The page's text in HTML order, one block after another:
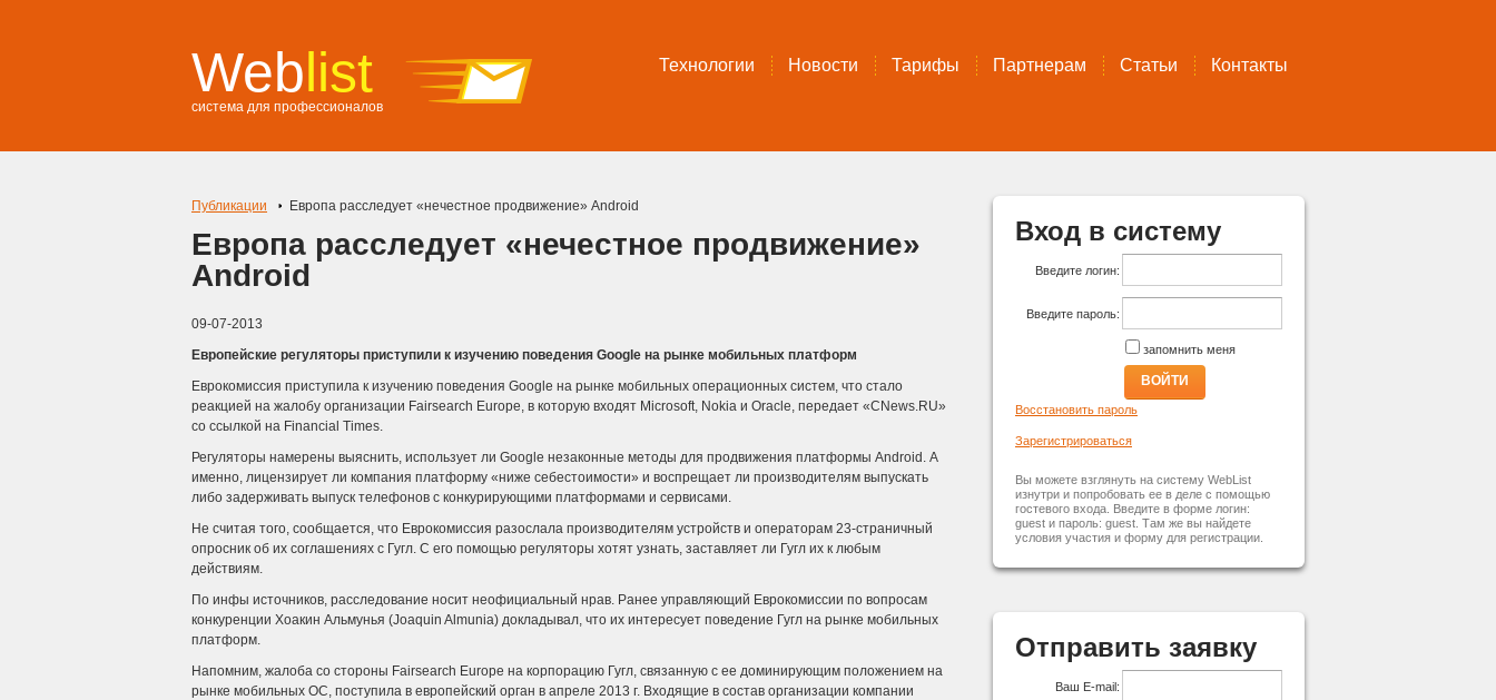
Weblist
система для профессионалов
Технологии Новости Тарифы Партнерам Статьи Контакты
Публикации Европа расследует «нечестное продвижение» Android
Европа расследует «нечестное продвижение»
Android
09-07-2013
Европейские регуляторы приступили к изучению поведения Google на рынке мобильных платформ
Еврокомиссия приступила к изучению поведения Google на рынке мобильных операционных систем, что стало
реакцией на жалобу организации Fairsearch Europe, в которую входят Microsoft, Nokia и Oracle, передает «CNews.RU»
со ссылкой на Financial Times.
Регуляторы намерены выяснить, использует ли Google незаконные методы для продвижения платформы Android. А
именно, лицензирует ли компания платформу «ниже себестоимости» и воспрещает ли производителям выпускать
либо задерживать выпуск телефонов с конкурирующими платформами и сервисами.
Не считая того, сообщается, что Еврокомиссия разослала производителям устройств и операторам 23-страничный
опросник об их соглашениях с Гугл. С его помощью регуляторы хотят узнать, заставляет ли Гугл их к любым
действиям.
По инфы источников, расследование носит неофициальный нрав. Ранее управляющий Еврокомиссии по вопросам
конкуренции Хоакин Альмунья (Joaquin Almunia) докладывал, что их интересует поведение Гугл на рынке мобильных
платформ.
Напомним, жалоба со стороны Fairsearch Europe на корпорацию Гугл, связанную с ее доминирующим положением на
рынке мобильных ОС, поступила в европейский орган в апреле 2013 г. Входящие в состав организации компании
Вход в систему
Введите логин:
Введите пароль:
запомнить меня
ВОЙТИ
Восстановить пароль
Зарегистрироваться
Вы можете взглянуть на систему WebList
изнутри и попробовать ее в деле с помощью
гостевого входа. Введите в форме логин:
guest и пароль: guest. Там же вы найдете
условия участия и форму для регистрации.
Отправить заявку
Ваш E-mail: